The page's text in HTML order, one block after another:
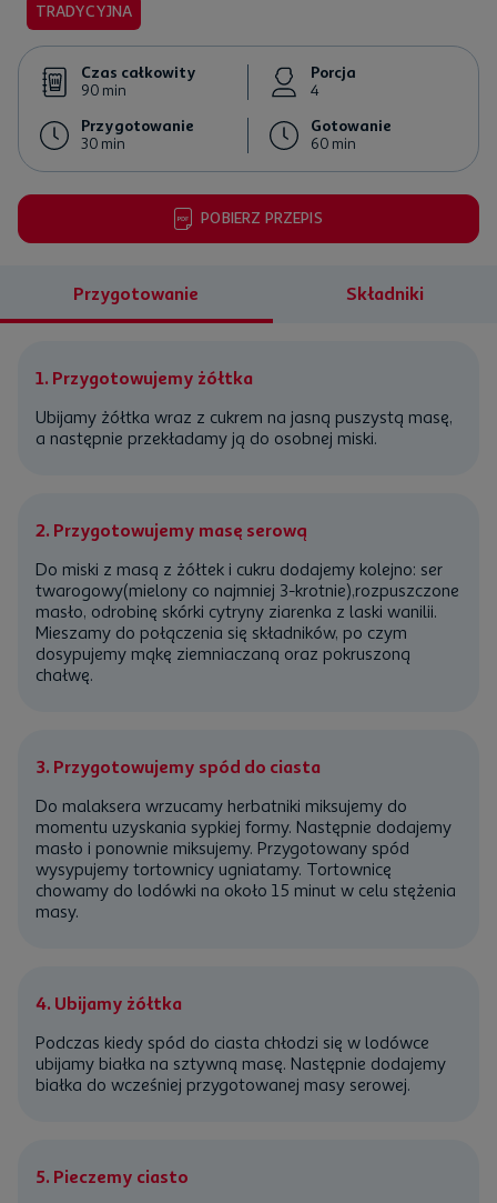
TRADYCYJNA
Czas całkowity
90 min
Porcja
4
Przygotowanie
30 min
Gotowanie
60 min
POBIERZ PRZEPIS
sztuk
- 30 g
Przygotowanie Składniki
1. Przygotowujemy żółtka
Ubijamy żółtka wraz z cukrem na jasną puszystą masę,
a następnie przekładamy ją do osobnej miski.
2. Przygotowujemy masę serową
Do miski z masą z żółtek i cukru dodajemy kolejno: ser
twarogowy(mielony co najmniej 3-krotnie),rozpuszczone
masło, odrobinę skórki cytryny ziarenka z laski wanilii.
Mieszamy do połączenia się składników, po czym
dosypujemy mąkę ziemniaczaną oraz pokruszoną
chałwę.
3. Przygotowujemy spód do ciasta
Do malaksera wrzucamy herbatniki miksujemy do
momentu uzyskania sypkiej formy. Następnie dodajemy
masło i ponownie miksujemy. Przygotowany spód
wysypujemy tortownicy ugniatamy. Tortownicę
chowamy do lodówki na około 15 minut w celu stężenia
masy.
4. Ubijamy żółtka
Podczas kiedy spód do ciasta chłodzi się w lodówce
ubijamy białka na sztywną masę. Następnie dodajemy
białka do wcześniej przygotowanej masy serowej.
5. Pieczemy ciasto